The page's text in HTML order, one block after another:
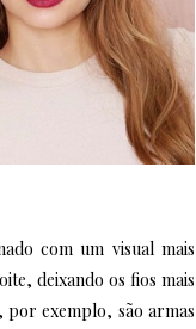
com um visual mais
deixando os fios mais
, por exemplo, são armas